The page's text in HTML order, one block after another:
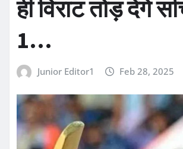
ही विराट तोड़ देंगे
1…
Junior Editor1 Feb 28, 2025